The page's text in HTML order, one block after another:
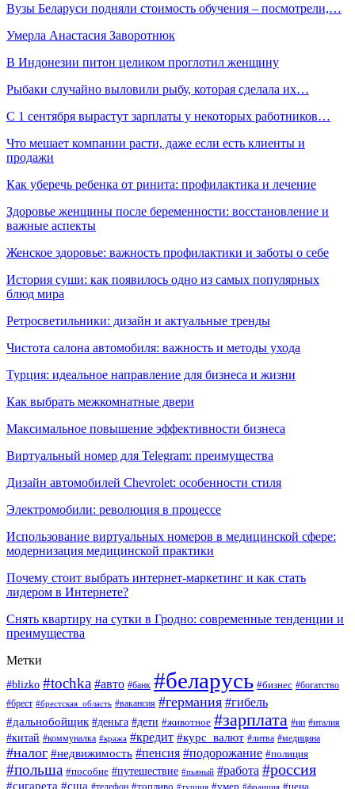
Вузы Беларуси подняли стоимость обучения – посмотрели,…
Умерла Анастасия Заворотнюк
В Индонезии питон целиком проглотил женщину
Рыбаки случайно выловили рыбу, которая сделала их…
С 1 сентября вырастут зарплаты у некоторых работников…
Что мешает компании расти, даже если есть клиенты и
продажи
Как уберечь ребенка от ринита: профилактика и лечение
Здоровье женщины после беременности: восстановление и
важные аспекты
Женское здоровье: важность профилактики и заботы о себе
История суши: как появилось одно из самых популярных
блюд мира
Ретросветильники: дизайн и актуальные тренды
Чистота салона автомобиля: важность и методы ухода
Турция: идеальное направление для бизнеса и жизни
Как выбрать межкомнатные двери
Максимальное повышение эффективности бизнеса
Виртуальный номер для Telegram: преимущества
Дизайн автомобилей Chevrolet: особенности стиля
Электромобили: революция в процессе
Использование виртуальных номеров в медицинской сфере:
модернизация медицинской практики
Почему стоит выбрать интернет-маркетинг и как стать
лидером в Интернете?
Снять квартиру на сутки в Гродно: современные тенденции и
преимущества
Метки
#blizko #tochka #авто #банк #беларусь #бизнес #богатство
#брест #брестская_область #вакансия #германия #гибель
#дальнобойщик #деньга #дети #животное #зарплата #ип #италия
#китай #коммуналка #кража #кредит #курс_валют #литва #медицина
#налог #недвижимость #пенсия #подорожание #полиция
#польша #пособие #путешествие #пьяный #работа #россия
#сигарета #сша #телефон #топливо #турция #умер #франция #цена